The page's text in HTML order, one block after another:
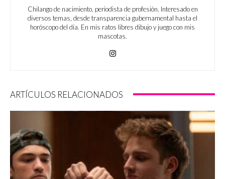
Chilango de nacimiento, periodista de profesión. Interesado en
diversos temas, desde transparencia gubernamental hasta el
horóscopo del día. En mis ratos libres dibujo y juego con mis
mascotas.
ARTÍCULOS RELACIONADOS